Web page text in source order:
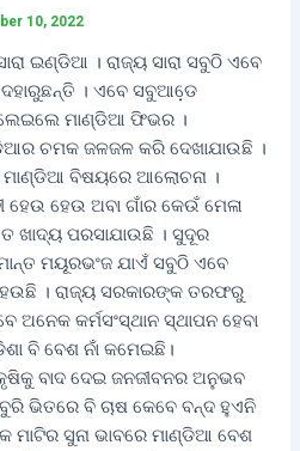
10, 2022
ଇଣ୍ଡିଆ । ରାଜ୍ୟ ସାରା ସବୁଠି ଏବେ
। ଏବେ ସବୁଆଡେ଼
ମାଣ୍ଡିଆ ଫିଭର ।
ଚମକ ଜଳଜଳ କରି ଦେଖାଯାଉଛି ।
ବିଷୟରେ ଆଲୋଚନା ।
ହେଉ ହେଉ ଅବା ଗାଁର କେଉଁ ମେଳା
ଖାଦ୍ୟ ପରସାଯାଉଛି । ସୁଦୂର
ମୟୂରଭଂଜ ଯାଏଁ ସବୁଠି ଏବେ
। ରାଜ୍ୟ ସରକାରଙ୍କ ତରଫରୁ
କର୍ମସଂସ୍ଥାନ ସ୍ଥାପନ ହେବା
ବି ବେଶ ନାଁ କମେଇଛି।
ବାଦ ଦେଇ ଜନଜୀବନର ଅନୁଭବ
ଭିତରେ ବି ଚାଷ କେବେ ବନ୍ଦ ହୁଏନି
ମାଟିର ସୁନା ଭାବରେ ମାଣ୍ଡିଆ ବେଶ